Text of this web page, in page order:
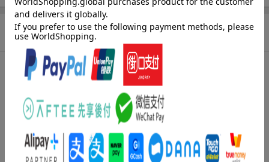
商品説明
内容紹介（「BOOK」データベースより）
全軍敗走の中、島津義弘軍は故国をめざし、決死の敵中突破を敢
行する。世に言う“島津の退き口”である。義弘が西軍に付き、生存
への執念を見せた裏には、一人の女性の存在があった！残された
兵士の手記から、日本戦史上の快挙の全貌を描く。